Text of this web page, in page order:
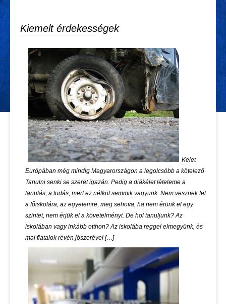
Kiemelt érdekességek
Kelet
Európában még mindig Magyarországon a legolcsóbb a kötelező
Tanulni senki se szeret igazán. Pedig a diákélet lételeme a
tanulás, a tudás, mert ez nélkül semmik vagyunk. Nem vesznek fel
a főiskolára, az egyetemre, meg sehova, ha nem érünk el egy
szintet, nem érjük el a követelményt. De hol tanuljunk? Az
iskolában vagy inkább otthon? Az iskolába reggel elmegyünk, és
mai fiatalok révén jószerével […]